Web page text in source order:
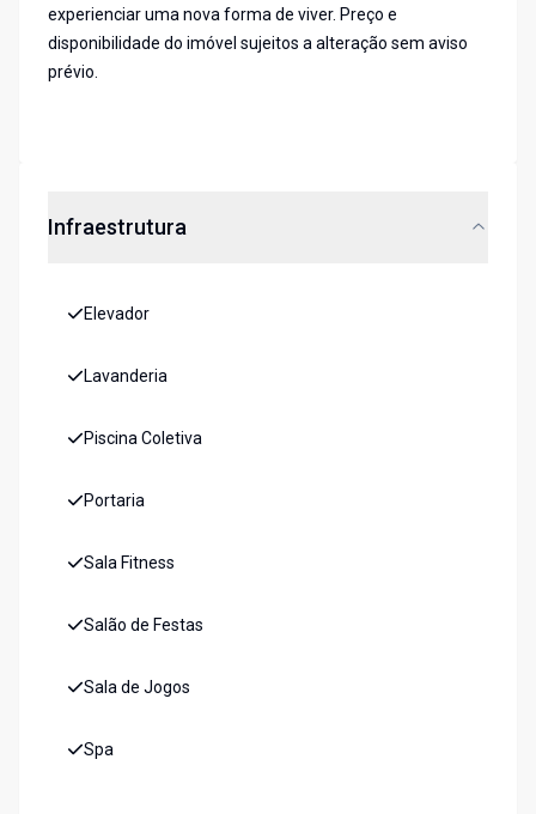
experienciar uma nova forma de viver. Preço e
disponibilidade do imóvel sujeitos a alteração sem aviso
prévio.
Infraestrutura
Elevador
Lavanderia
Piscina Coletiva
Portaria
Sala Fitness
Salão de Festas
Sala de Jogos
Spa